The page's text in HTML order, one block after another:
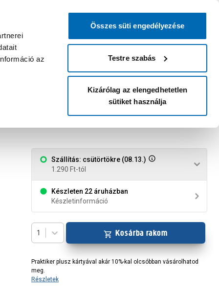
az
Összes süti engedélyezése
Testre szabás
Kizárólag az elengedhetetlen
sütiket használja
bejelentkezni?
Belépés Listáim
Áruházak és szolgáltatások
Szállítás: csütörtökre (08.13.)
1.290 Ft-tól
Készleten 22 áruházban
Készletinformáció
1 Kosárba rakom
Praktiker plusz kártyával akár 10%-kal olcsóbban vásárolhatod
meg.
Részletek